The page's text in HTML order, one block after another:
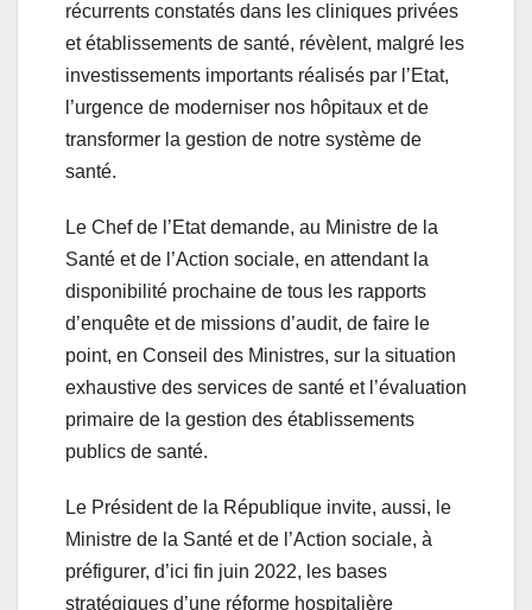
récurrents constatés dans les cliniques privées
et établissements de santé, révèlent, malgré les
investissements importants réalisés par l’Etat,
l’urgence de moderniser nos hôpitaux et de
transformer la gestion de notre système de
santé.
Le Chef de l’Etat demande, au Ministre de la
Santé et de l’Action sociale, en attendant la
disponibilité prochaine de tous les rapports
d’enquête et de missions d’audit, de faire le
point, en Conseil des Ministres, sur la situation
exhaustive des services de santé et l’évaluation
primaire de la gestion des établissements
publics de santé.
Le Président de la République invite, aussi, le
Ministre de la Santé et de l’Action sociale, à
préfigurer, d’ici fin juin 2022, les bases
stratégiques d’une réforme hospitalière